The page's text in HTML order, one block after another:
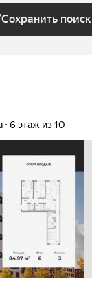
Сохранить поиск
6 этаж из 10